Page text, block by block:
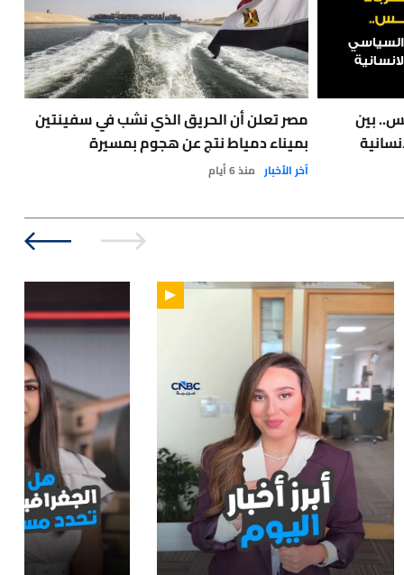
بين
مصر تعلن أن الحريق الذي نشب في سفينتين
بميناء دمياط نتج عن هجوم بمسيرة
آخر الأخبار منذ 6 أيام
01:22